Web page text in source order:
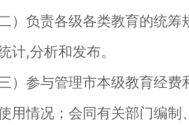
负责各级各类教育的统筹规
计,分析和发布。
参与管理市本级教育经费和
用情况；会同有关部门编